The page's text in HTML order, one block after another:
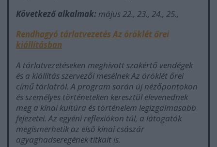
Következő alkalmak: május 22., 23., 24., 25.,
Rendhagyó tárlatvezetés Az öröklét őrei
kiállításban
A tárlatvezetéseken meghívott szakértő vendégek
és a kiállítás szervezői mesélnekAz öröklét őrei
című tárlatról. A program során új nézőpontokon
és személyes történeteken keresztül elevenednek
meg a kínai kultúra és történelem legizgalmasabb
fejezetei. Az egyéni reflexiókon túl, a látogatók
megismerhetik az első kínai császár
agyaghadseregének titkait is.